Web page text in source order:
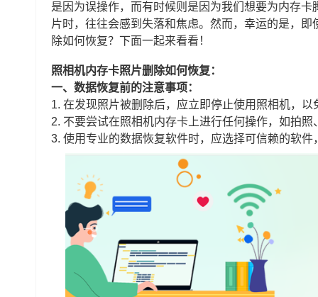
是因为误操作，而有时候则是因为我们想要为内存
片时，往往会感到失落和焦虑。然而，幸运的是，
除如何恢复？下面一起来看看！
照相机内存卡照片删除如何恢复：
一、数据恢复前的注意事项：
1. 在发现照片被删除后，应立即停止使用照相机，
2. 不要尝试在照相机内存卡上进行任何操作，如拍
3. 使用专业的数据恢复软件时，应选择可信赖的软